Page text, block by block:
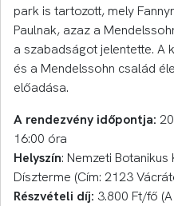
park is tartozott, mely
Paulnak, azaz a
a szabadságot jelentette. A
és a Mendelssohn család
előadása.
A rendezvény időpontja:
16:00 óra
Helyszín: Nemzeti
Díszterme (Cím: 2123
Részvételi díj: 3.800 Ft/fő